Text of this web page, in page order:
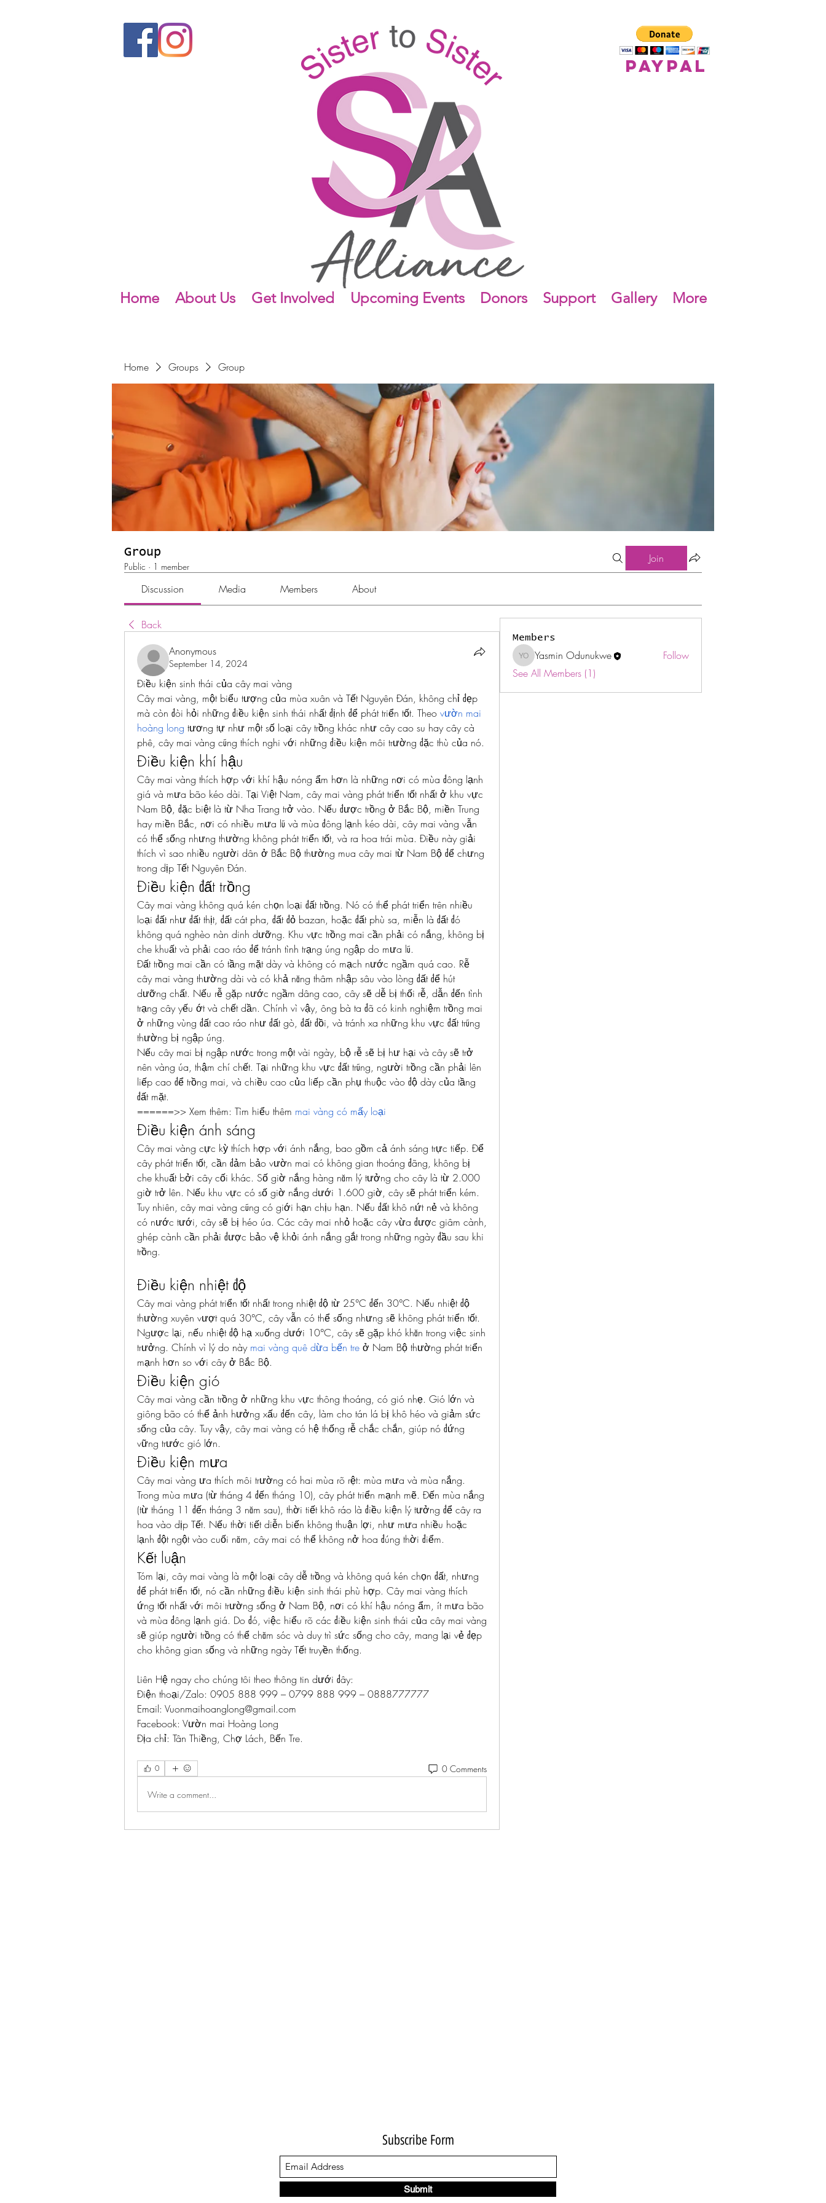
Home About Us Get Involved Upcoming Events Donors Support Gallery More
paypal
Home Groups Group
Group
Public · 1 member
Join
Discussion Media Members About
Back
Anonymous
September 14, 2024
Điều kiện sinh thái của cây mai vàng
Cây mai vàng, một biểu tượng của mùa xuân và Tết Nguyên Đán, không chỉ đẹp
mà còn đòi hỏi những điều kiện sinh thái nhất định để phát triển tốt. Theo vườn mai
hoàng long tương tự như một số loại cây trồng khác như cây cao su hay cây cà
phê, cây mai vàng cũng thích nghi với những điều kiện môi trường đặc thù của nó.
Điều kiện khí hậu
Cây mai vàng thích hợp với khí hậu nóng ẩm hơn là những nơi có mùa đông lạnh
giá và mưa bão kéo dài. Tại Việt Nam, cây mai vàng phát triển tốt nhất ở khu vực
Nam Bộ, đặc biệt là từ Nha Trang trở vào. Nếu được trồng ở Bắc Bộ, miền Trung
hay miền Bắc, nơi có nhiều mưa lũ và mùa đông lạnh kéo dài, cây mai vàng vẫn
có thể sống nhưng thường không phát triển tốt, và ra hoa trái mùa. Điều này giải
thích vì sao nhiều người dân ở Bắc Bộ thường mua cây mai từ Nam Bộ để chưng
trong dịp Tết Nguyên Đán.
Điều kiện đất trồng
Cây mai vàng không quá kén chọn loại đất trồng. Nó có thể phát triển trên nhiều
loại đất như đất thịt, đất cát pha, đất đỏ bazan, hoặc đất phù sa, miễn là đất đó
không quá nghèo nàn dinh dưỡng. Khu vực trồng mai cần phải có nắng, không bị
che khuất và phải cao ráo để tránh tình trạng úng ngập do mưa lũ.
Đất trồng mai cần có tầng mặt dày và không có mạch nước ngầm quá cao. Rễ
cây mai vàng thường dài và có khả năng thâm nhập sâu vào lòng đất để hút
dưỡng chất. Nếu rễ gặp nước ngầm dâng cao, cây sẽ dễ bị thối rễ, dẫn đến tình
trạng cây yếu ớt và chết dần. Chính vì vậy, ông bà ta đã có kinh nghiệm trồng mai
ở những vùng đất cao ráo như đất gò, đất đồi, và tránh xa những khu vực đất trũng
thường bị ngập úng.
Nếu cây mai bị ngập nước trong một vài ngày, bộ rễ sẽ bị hư hại và cây sẽ trở
nên vàng úa, thậm chí chết. Tại những khu vực đất trũng, người trồng cần phải lên
liếp cao để trồng mai, và chiều cao của liếp cần phụ thuộc vào độ dày của tầng
đất mặt.
======>> Xem thêm: Tìm hiểu thêm mai vàng có mấy loại
Điều kiện ánh sáng
Cây mai vàng cực kỳ thích hợp với ánh nắng, bao gồm cả ánh sáng trực tiếp. Để
cây phát triển tốt, cần đảm bảo vườn mai có không gian thoáng đãng, không bị
che khuất bởi cây cối khác. Số giờ nắng hàng năm lý tưởng cho cây là từ 2.000
giờ trở lên. Nếu khu vực có số giờ nắng dưới 1.600 giờ, cây sẽ phát triển kém.
Tuy nhiên, cây mai vàng cũng có giới hạn chịu hạn. Nếu đất khô nứt nẻ và không
có nước tưới, cây sẽ bị héo úa. Các cây mai nhỏ hoặc cây vừa được giâm cành,
ghép cành cần phải được bảo vệ khỏi ánh nắng gắt trong những ngày đầu sau khi
trồng.
Điều kiện nhiệt độ
Cây mai vàng phát triển tốt nhất trong nhiệt độ từ 25°C đến 30°C. Nếu nhiệt độ
thường xuyên vượt quá 30°C, cây vẫn có thể sống nhưng sẽ không phát triển tốt.
Ngược lại, nếu nhiệt độ hạ xuống dưới 10°C, cây sẽ gặp khó khăn trong việc sinh
trưởng. Chính vì lý do này mai vàng quê dừa bến tre ở Nam Bộ thường phát triển
mạnh hơn so với cây ở Bắc Bộ.
Điều kiện gió
Cây mai vàng cần trồng ở những khu vực thông thoáng, có gió nhẹ. Gió lớn và
giông bão có thể ảnh hưởng xấu đến cây, làm cho tán lá bị khô héo và giảm sức
sống của cây. Tuy vậy, cây mai vàng có hệ thống rễ chắc chắn, giúp nó đứng
vững trước gió lớn.
Điều kiện mưa
Cây mai vàng ưa thích môi trường có hai mùa rõ rệt: mùa mưa và mùa nắng.
Trong mùa mưa (từ tháng 4 đến tháng 10), cây phát triển mạnh mẽ. Đến mùa nắng
(từ tháng 11 đến tháng 3 năm sau), thời tiết khô ráo là điều kiện lý tưởng để cây ra
hoa vào dịp Tết. Nếu thời tiết diễn biến không thuận lợi, như mưa nhiều hoặc
lạnh đột ngột vào cuối năm, cây mai có thể không nở hoa đúng thời điểm.
Kết luận
Tóm lại, cây mai vàng là một loại cây dễ trồng và không quá kén chọn đất, nhưng
để phát triển tốt, nó cần những điều kiện sinh thái phù hợp. Cây mai vàng thích
ứng tốt nhất với môi trường sống ở Nam Bộ, nơi có khí hậu nóng ẩm, ít mưa bão
và mùa đông lạnh giá. Do đó, việc hiểu rõ các điều kiện sinh thái của cây mai vàng
sẽ giúp người trồng có thể chăm sóc và duy trì sức sống cho cây, mang lại vẻ đẹp
cho không gian sống và những ngày Tết truyền thống.
Liên Hệ ngay cho chúng tôi theo thông tin dưới đây:
Điện thoại/Zalo: 0905 888 999 – 0799 888 999 – 0888777777
Email: Vuonmaihoanglong@gmail.com
Facebook: Vườn mai Hoàng Long
Địa chỉ: Tân Thiềng, Chợ Lách, Bến Tre.
0 0 Comments
Write a comment...
Members
Yasmin Odunukwe
Yasmin Odunukwe
Follow
See All Members (1)
Subscribe Form
Submit